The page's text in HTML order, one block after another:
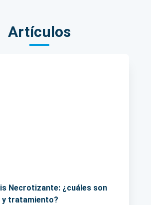
Artículos
Necrotizante: ¿cuáles son
y tratamiento?